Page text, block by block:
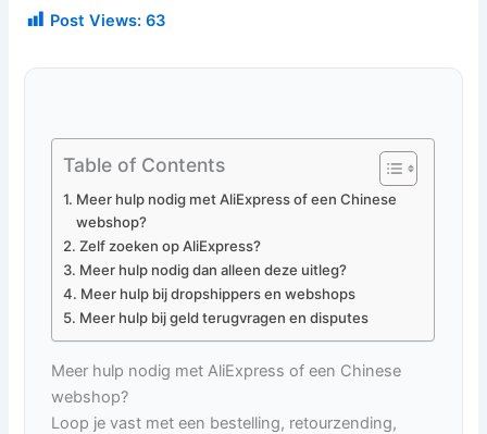
Post Views: 63
Table of Contents
Meer hulp nodig met AliExpress of een Chinese
webshop?
Zelf zoeken op AliExpress?
Meer hulp nodig dan alleen deze uitleg?
Meer hulp bij dropshippers en webshops
Meer hulp bij geld terugvragen en disputes
Meer hulp nodig met AliExpress of een Chinese
webshop?
Loop je vast met een bestelling, retourzending,